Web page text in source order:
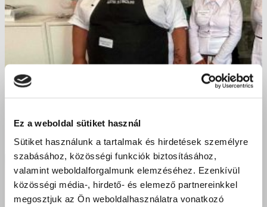
Ez a weboldal sütiket használ
Sütiket használunk a tartalmak és hirdetések személyre
szabásához, közösségi funkciók biztosításához,
valamint weboldalforgalmunk elemzéséhez. Ezenkívül
közösségi média-, hirdető- és elemező partnereinkkel
megosztjuk az Ön weboldalhasználatra vonatkozó